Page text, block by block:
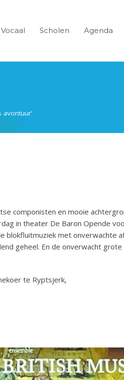
Scholen Agenda
avontuur’
componisten en mooie
in theater De Baron Opende
blokfluitmuziek met onverwachte
geheel. En de onverwacht
te Ryptsjerk,